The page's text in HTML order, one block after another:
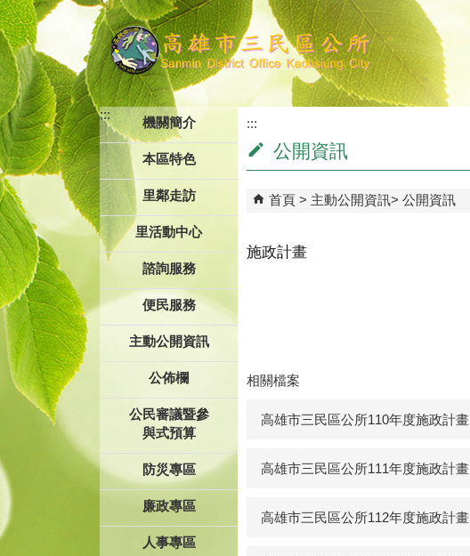
跳到主要內容區塊
:::
機關簡介
本區特色
里鄰走訪
里活動中心
諮詢服務
便民服務
主動公開資訊
公佈欄
公民審議暨參
與式預算
防災專區
廉政專區
人事專區
:::
公開資訊
首頁 主動公開資訊 公開資訊
施政計畫
相關檔案
高雄市三民區公所110年度施政計畫
高雄市三民區公所111年度施政計畫
高雄市三民區公所112年度施政計畫